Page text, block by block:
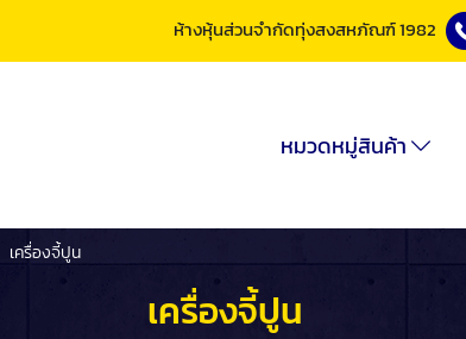
ห้างหุ้นส่วนจำกัดทุ่งสงสหภัณฑ์ 1982
หมวดหมู่สินค้า
เครื่องจี้ปูน
เครื่องจี้ปูน